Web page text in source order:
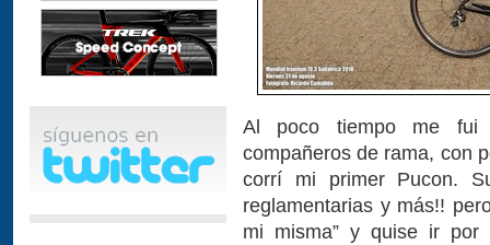
Al poco tiempo me fui
compañeros de rama, con
corrí mi primer Pucon.
reglamentarias y más!!
mi misma” y quise ir